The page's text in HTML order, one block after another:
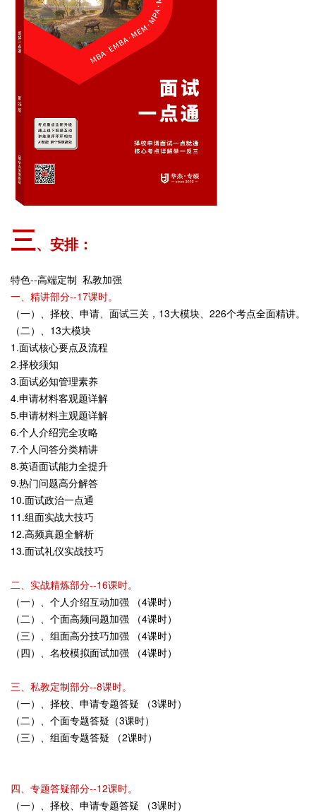
三、安排：
特色--高端定制 私教加强
一、精讲部分--17课时。
（一）、择校、申请、面试三关，13大模块、226个考点全面精讲。
（二）、13大模块
1.面试核心要点及流程
2.择校须知
3.面试必知管理素养
4.申请材料客观题详解
5.申请材料主观题详解
6.个人介绍完全攻略
7.个人问答分类精讲
8.英语面试能力全提升
9.热门问题高分解答
10.面试政治一点通
11.组面实战大技巧
12.高频真题全解析
13.面试礼仪实战技巧
二、实战精炼部分--16课时。
（一）、个人介绍互动加强 （4课时）
（二）、个面高频问题加强 （4课时）
（三）、组面高分技巧加强 （4课时）
（四）、名校模拟面试加强 （4课时）
三、私教定制部分--8课时。
（一）、择校、申请专题答疑 （3课时）
（二）、个面专题答疑（3课时）
（三）、组面专题答疑 （2课时）
四、专题答疑部分--12课时。
（一）、择校、申请专题答疑 （3课时）